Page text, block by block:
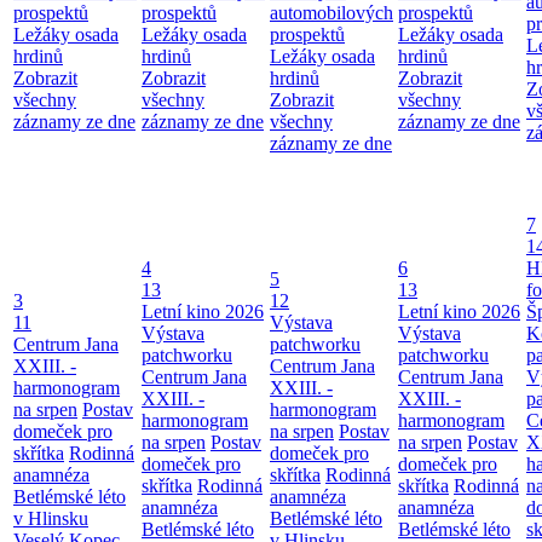
prospektů
Ležáky osada
hrdinů
Zobrazit
všechny
záznamy ze dne
prospektů
Ležáky osada
hrdinů
Zobrazit
všechny
záznamy ze dne
automobilových
prospektů
Ležáky osada
hrdinů
Zobrazit
všechny
záznamy ze dne
prospektů
Ležáky osada
hrdinů
Zobrazit
všechny
záznamy ze dne
3
11
Centrum Jana
XXIII. -
harmonogram
na srpen Postav
domeček pro
skřítka Rodinná
anamnéza
Betlémské léto
v Hlinsku
4
13
Letní kino 2026
Výstava
patchworku
Centrum Jana
XXIII. -
harmonogram
na srpen Postav
domeček pro
skřítka Rodinná
anamnéza
Betlémské léto
5
12
Výstava
patchworku
Centrum Jana
XXIII. -
harmonogram
na srpen Postav
domeček pro
skřítka Rodinná
anamnéza
Betlémské léto
6
13
Letní kino 2026
Výstava
patchworku
Centrum Jana
XXIII. -
harmonogram
na srpen Postav
domeček pro
skřítka Rodinná
anamnéza
Betlémské léto
7